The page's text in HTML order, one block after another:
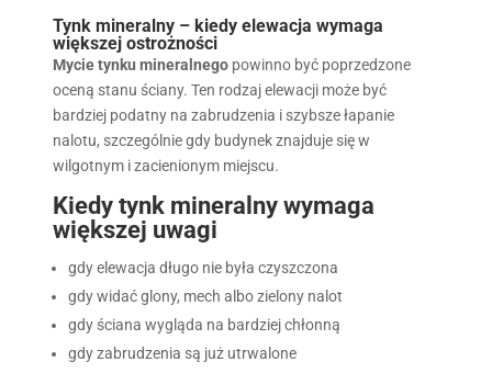
Tynk mineralny – kiedy elewacja wymaga
większej ostrożności
Mycie tynku mineralnegopowinno być poprzedzone
oceną stanu ściany. Ten rodzaj elewacji może być
bardziej podatny na zabrudzenia i szybsze łapanie
nalotu, szczególnie gdy budynek znajduje się w
wilgotnym i zacienionym miejscu.
Kiedy tynk mineralny wymaga
większej uwagi
gdy elewacja długo nie była czyszczona
gdy widać glony, mech albo zielony nalot
gdy ściana wygląda na bardziej chłonną
gdy zabrudzenia są już utrwalone